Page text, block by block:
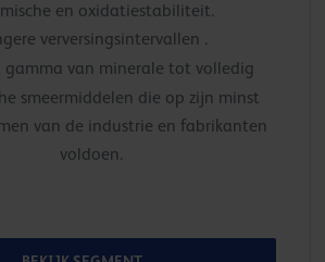
en oxidatiestabiliteit.
verversingsintervallen .
gamma van minerale tot volledig
smeermiddelen die op zijn minst
van de industrie en fabrikanten
voldoen.